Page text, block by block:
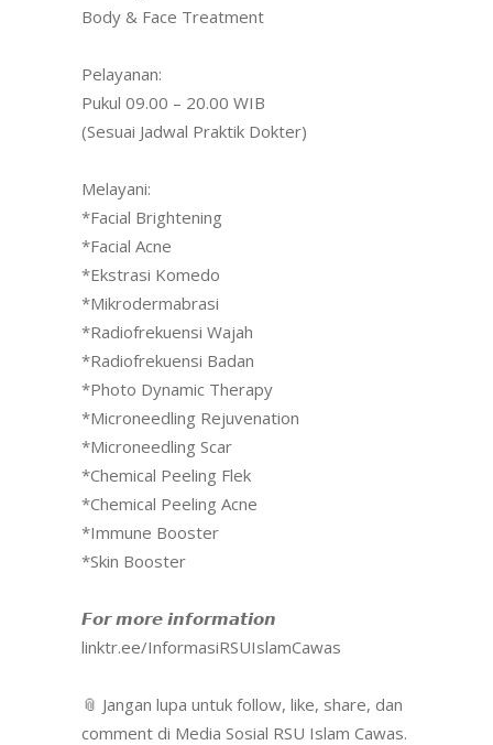
Body & Face Treatment
Pelayanan:
Pukul 09.00 – 20.00 WIB
(Sesuai Jadwal Praktik Dokter)
Melayani:
*Facial Brightening
*Facial Acne
*Ekstrasi Komedo
*Mikrodermabrasi
*Radiofrekuensi Wajah
*Radiofrekuensi Badan
*Photo Dynamic Therapy
*Microneedling Rejuvenation
*Microneedling Scar
*Chemical Peeling Flek
*Chemical Peeling Acne
*Immune Booster
*Skin Booster
𝙁𝙤𝙧 𝙢𝙤𝙧𝙚 𝙞𝙣𝙛𝙤𝙧𝙢𝙖𝙩𝙞𝙤𝙣
linktr.ee/InformasiRSUIslamCawas
📎 Jangan lupa untuk follow, like, share, dan
comment di Media Sosial RSU Islam Cawas.